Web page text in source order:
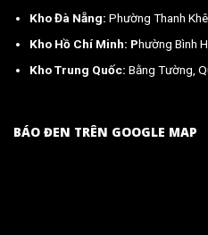
Kho Đà Nẵng: Phường Thanh
Kho Hồ Chí Minh: Phường Bình
Kho Trung Quốc: Bằng Tường,
BÁO ĐEN TRÊN GOOGLE MAP